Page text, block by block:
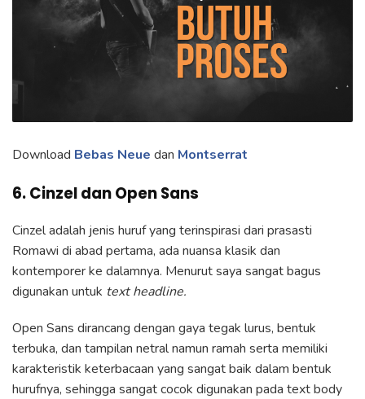
Download Bebas Neue dan Montserrat
6. Cinzel dan Open Sans
Cinzel adalah jenis huruf yang terinspirasi dari prasasti
Romawi di abad pertama, ada nuansa klasik dan
kontemporer ke dalamnya. Menurut saya sangat bagus
digunakan untuk text headline.
Open Sans dirancang dengan gaya tegak lurus, bentuk
terbuka, dan tampilan netral namun ramah serta memiliki
karakteristik keterbacaan yang sangat baik dalam bentuk
hurufnya, sehingga sangat cocok digunakan pada text body